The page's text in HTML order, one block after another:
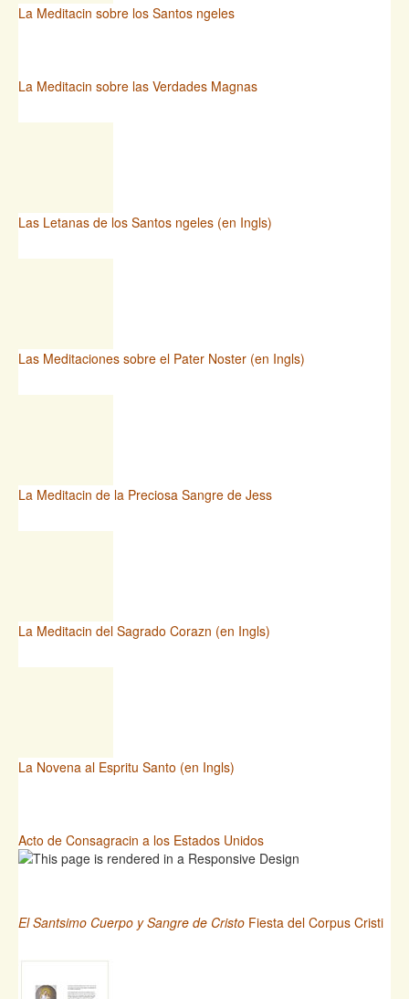
La Meditacin sobre los Santos ngeles
La Meditacin sobre las Verdades Magnas
Las Letanas de los Santos ngeles (en Ingls)
Las Meditaciones sobre el Pater Noster (en Ingls)
La Meditacin de la Preciosa Sangre de Jess
La Meditacin del Sagrado Corazn (en Ingls)
La Novena al Espritu Santo (en Ingls)
Acto de Consagracin a los Estados Unidos
El Santsimo Cuerpo y Sangre de Cristo Fiesta del Corpus Cristi